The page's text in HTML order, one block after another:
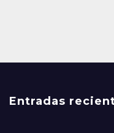
Entradas